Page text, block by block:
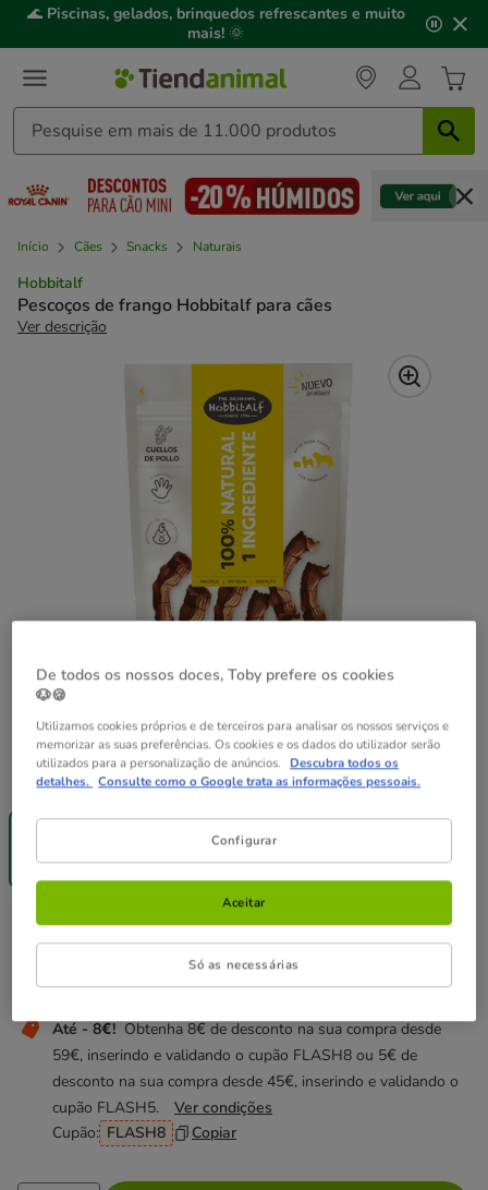
3,
mensagem,
🌊 Piscinas, gelados, brinquedos refrescantes e muito
mais! 🌞
Início Cães Snacks Naturais
Hobbitalf
Pescoços de frango Hobbitalf para cães
Ver descrição
Peso:100 g
(65.90€ / kg)
Não perca esta promoção
Até - 8€! Obtenha 8€ de desconto na sua compra desde
59€, inserindo e validando o cupão FLASH8 ou 5€ de
desconto na sua compra desde 45€, inserindo e validando o
cupão FLASH5.
Ver condições
Cupão: FLASH8 Copiar
Preço 6.59€, 65.90 EUR por kg
6.59€ (65.90€ / kg)
De todos os nossos doces, Toby prefere os cookies
🐶🍪
Utilizamos cookies próprios e de terceiros para analisar os nossos serviços e
memorizar as suas preferências. Os cookies e os dados do utilizador serão
utilizados para a personalização de anúncios. Descubra todos os
detalhes. Consulte como o Google trata as informações pessoais.
Configurar
Só as necessárias
Aceitar